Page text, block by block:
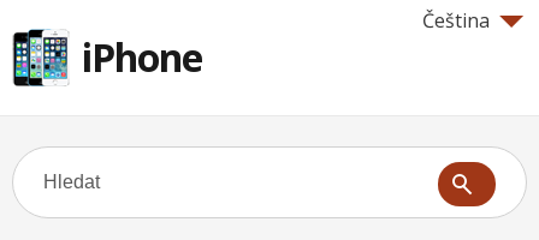
Čeština
iPhone